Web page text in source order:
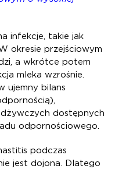
infekcje, takie jak
okresie przejściowym
a wkrótce potem
mleka wzrośnie.
ujemny bilans
dostępnych
odpornościowego.
podczas
jest dojona. Dlatego